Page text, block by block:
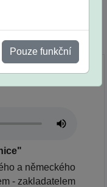
Pouze funkční
a německého
- zakladatelem